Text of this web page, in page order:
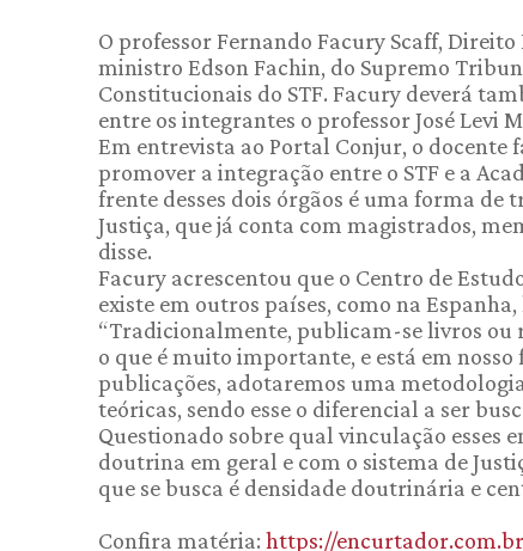
O professor Fernando Facury Scaff,
ministro Edson Fachin, do Supremo
Constitucionais do STF. Facury deverá
entre os integrantes o professor José Levi
Em entrevista ao Portal Conjur, o docente
promover a integração entre o STF e a
frente desses dois órgãos é uma forma
Justiça, que já conta com magistrados,
disse.
Facury acrescentou que o Centro de
existe em outros países, como na
“Tradicionalmente, publicam-se livros ou
o que é muito importante, e está em
publicações, adotaremos uma
teóricas, sendo esse o diferencial a ser
Questionado sobre qual vinculação
doutrina em geral e com o sistema de
que se busca é densidade doutrinária e
Confira matéria: https://